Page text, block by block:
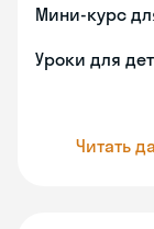
Мини-курс
Уроки для
Читать